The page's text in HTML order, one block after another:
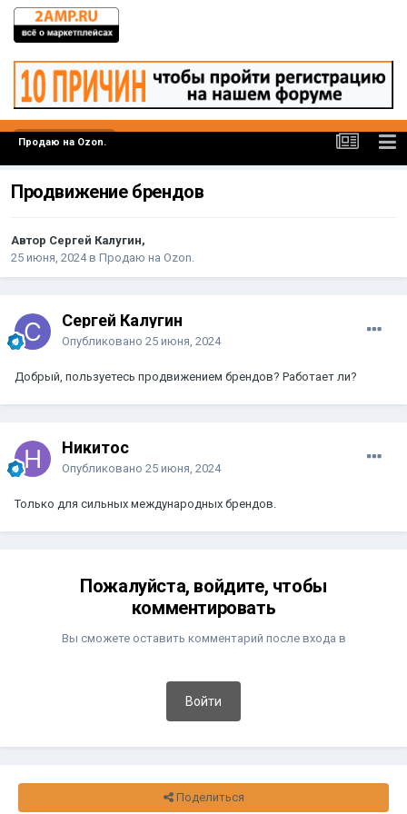
Продаю на Ozon.
Продвижение брендов
Автор Сергей Калугин,
25 июня, 2024в Продаю на Ozon.
Сергей Калугин
Опубликовано 25 июня, 2024
Добрый, пользуетесь продвижением брендов? Работает ли?
Никитос
Опубликовано 25 июня, 2024
Только для сильных международных брендов.
Пожалуйста, войдите, чтобы
комментировать
Вы сможете оставить комментарий после входа в
Войти
Поделиться